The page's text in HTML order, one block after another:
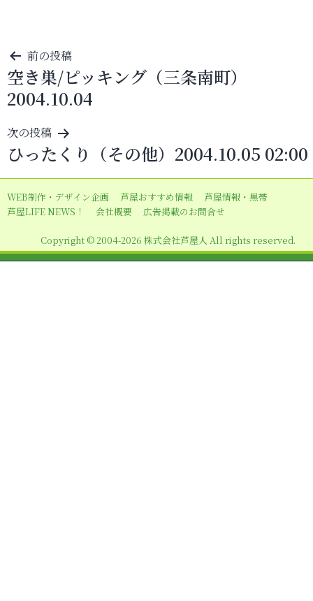
投
稿
ナ
ビ
ゲ
ー
シ
ョ
前の投稿
空き巣/ピッキング（三条南町）
2004.10.04
次の投稿
ひったくり（その他）2004.10.05 02:00
WEB制作・デザイン企画 芦屋おすすめ情報
芦屋情報・黒帯
芦屋LIFE NEWS！
会社概要 広告掲載のお問合せ
Copyright © 2004-2026 株式会社芦屋人 All rights reserved.